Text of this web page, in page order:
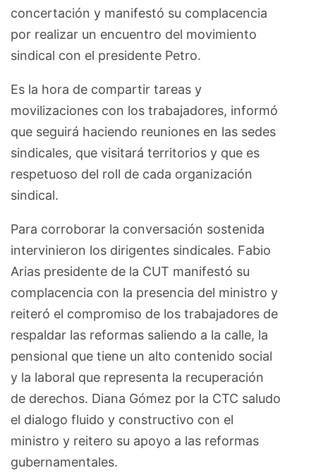
concertación y manifestó su complacencia
por realizar un encuentro del movimiento
sindical con el presidente Petro.
Es la hora de compartir tareas y
movilizaciones con los trabajadores, informó
que seguirá haciendo reuniones en las sedes
sindicales, que visitará territorios y que es
respetuoso del roll de cada organización
sindical.
Para corroborar la conversación sostenida
intervinieron los dirigentes sindicales. Fabio
Arias presidente de la CUT manifestó su
complacencia con la presencia del ministro y
reiteró el compromiso de los trabajadores de
respaldar las reformas saliendo a la calle, la
pensional que tiene un alto contenido social
y la laboral que representa la recuperación
de derechos. Diana Gómez por la CTC saludo
el dialogo fluido y constructivo con el
ministro y reitero su apoyo a las reformas
gubernamentales.